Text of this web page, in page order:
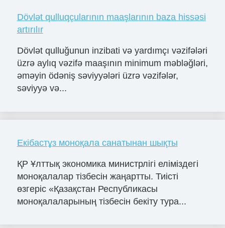
Dövlət qulluqçularının maaşlarının baza hissəsi
artırılır
Dövlət qulluğunun inzibati və yardımçı vəzifələri
üzrə aylıq vəzifə maaşının minimum məbləğləri,
əməyin ödəniş səviyyələri üzrə vəzifələr,
səviyyə və...
Екібастұз моноқала санатынан шықты
ҚР Ұлттық экономика министрлігі еліміздегі
моноқалалар тізбесін жаңартты. Тиісті
өзгеріс «Қазақстан Республикасы
моноқалаларының тізбесін бекіту тура...